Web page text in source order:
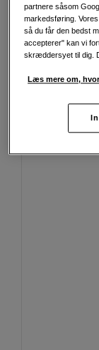
30 dages
Personlig
Passende
partnere såsom
markedsføring.
så du får den bedst
accepterer" kan vi
skræddersyet til dig.
Læs mere om,